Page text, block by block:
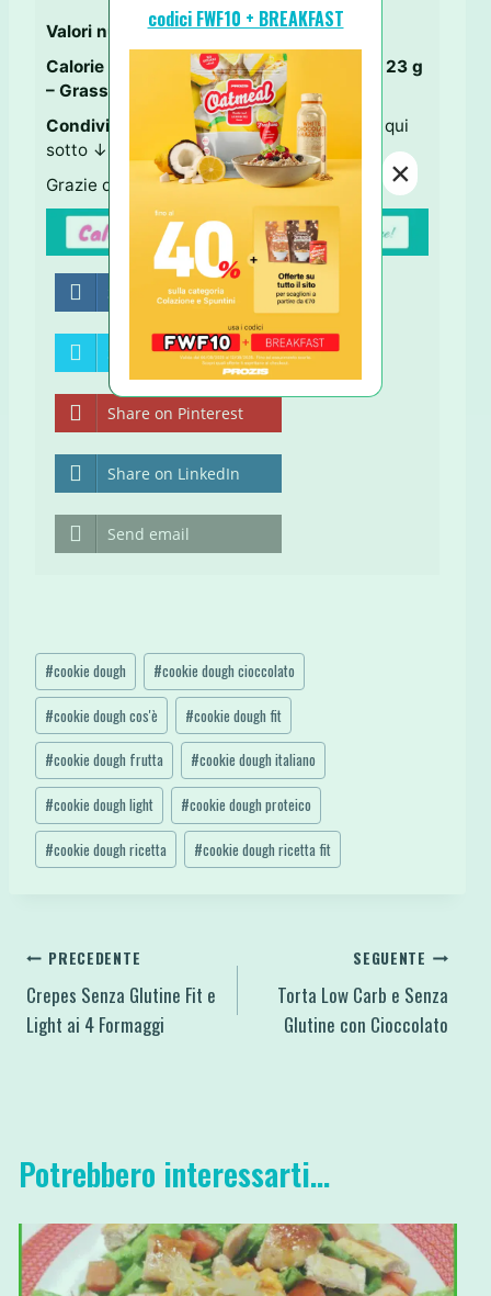
Valori nutrizionali per una porzione:
Calorie 320 – Carboidrati 42g – Proteine 23 g
– Grassi 8,5 g
Condividi la ricettausando i tastini social qui
sotto ↓
Grazie di cuore per il tuo supporto!
Share on Facebook
Share on Twitter
Share on Pinterest
Share on LinkedIn
Send email
Tag
articolo:
#cookie dough #cookie dough cioccolato
#cookie dough cos'è #cookie dough fit
#cookie dough frutta #cookie dough italiano
#cookie dough light #cookie dough proteico
#cookie dough ricetta #cookie dough ricetta fit
Navigazione
articoli
PRECEDENTE
Crepes Senza Glutine Fit e
Light ai 4 Formaggi
SEGUENTE
Torta Low Carb e Senza
Glutine con Cioccolato
Potrebbero interessarti...
codici FWF10 + BREAKFAST
×